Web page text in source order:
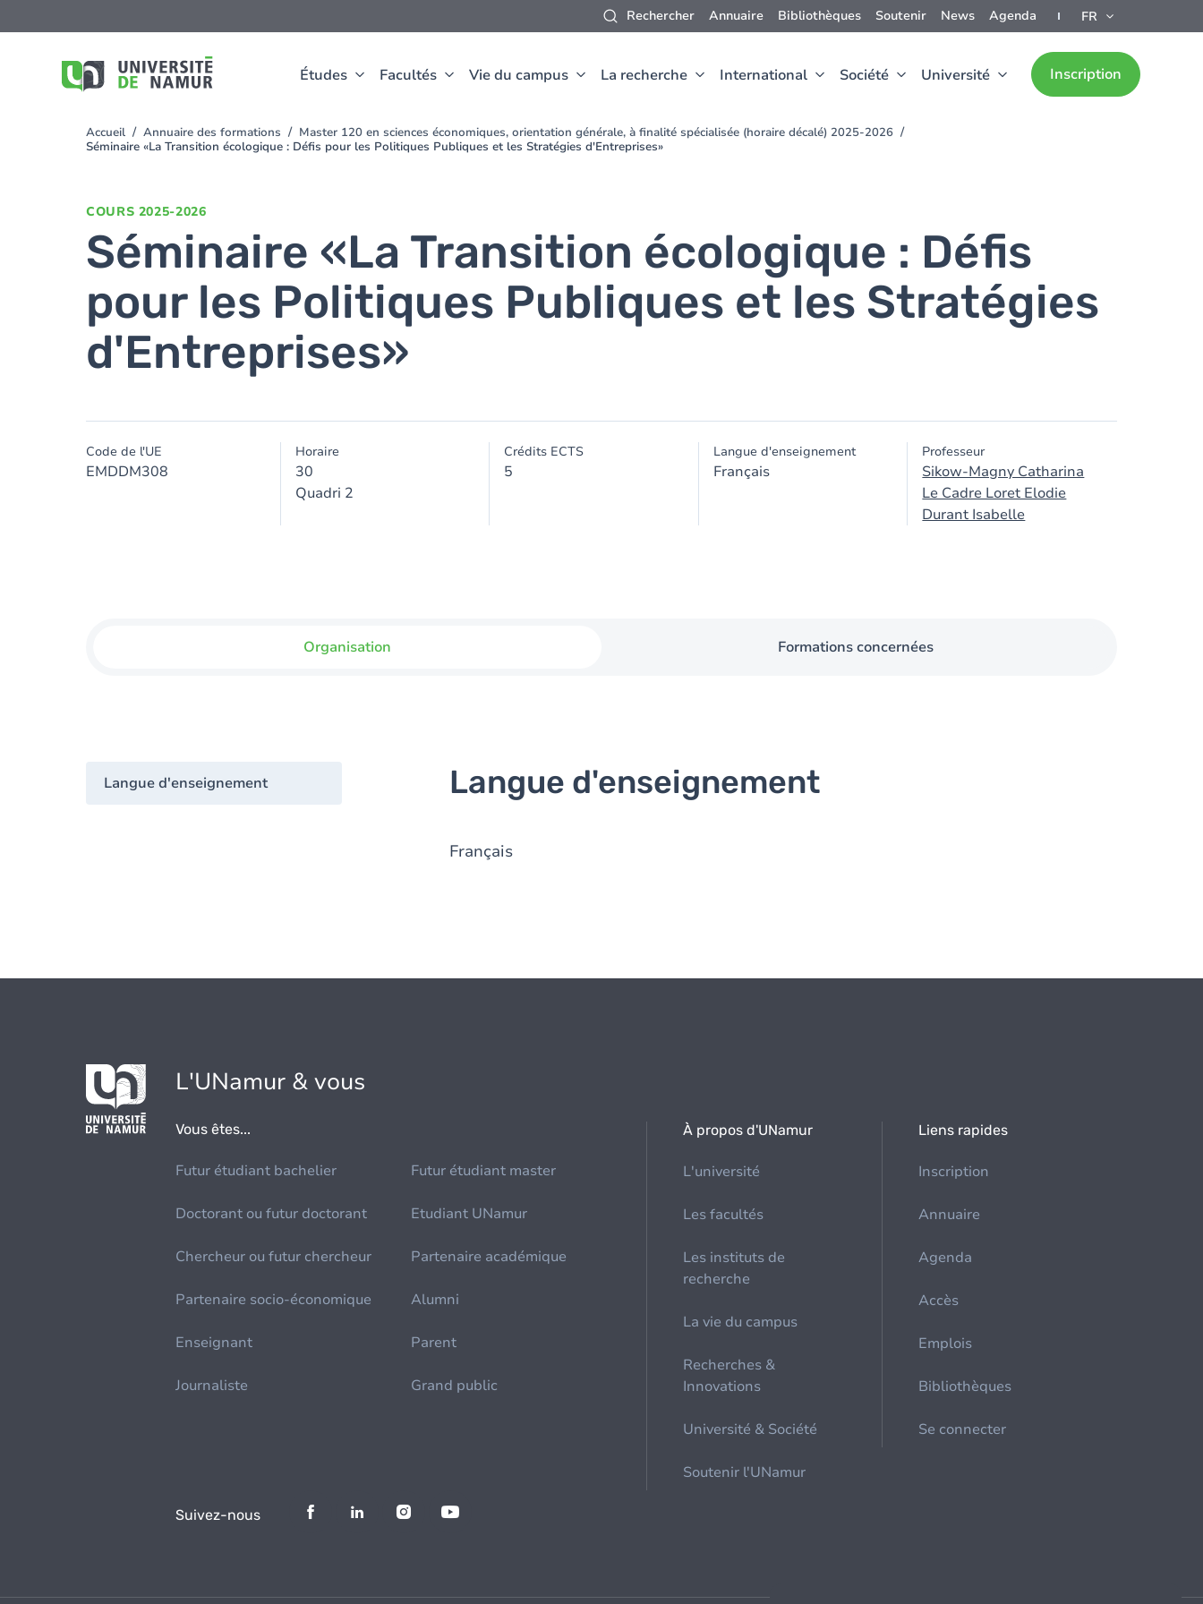
Rechercher Annuaire Bibliothèques Soutenir News Agenda FR
Études Facultés Vie du campus La recherche International Société Université Inscription
au
You
Accueil Annuaire des formations
Master 120 en sciences économiques, orientation générale, à finalité spécialisée (horaire décalé) 2025-2026
Séminaire «La Transition écologique : Défis pour les Politiques Publiques et les Stratégies d'Entreprises»
COURS 2025-2026
Séminaire «La Transition écologique : Défis
pour les Politiques Publiques et les Stratégies
d'Entreprises»
Code de l'UE
EMDDM308
Horaire
30
Quadri 2
Crédits ECTS
5
Langue d'enseignement
Français
Professeur
Sikow-Magny Catharina
Le Cadre Loret Elodie
Durant Isabelle
Organisation Formations concernées
Langue d'enseignement Langue d'enseignement
Français
L'UNamur & vous
Vous êtes...
Futur étudiant bachelier Futur étudiant master
Doctorant ou futur doctorant Etudiant UNamur
Chercheur ou futur chercheur Partenaire académique
Partenaire socio-économique Alumni
Enseignant Parent
Journaliste Grand public
À propos d'UNamur
L'université
Les facultés
Les instituts de
recherche
La vie du campus
Recherches &
Innovations
Université & Société
Soutenir l'UNamur
Liens rapides
Inscription
Annuaire
Agenda
Accès
Emplois
Bibliothèques
Se connecter
Suivez-nous